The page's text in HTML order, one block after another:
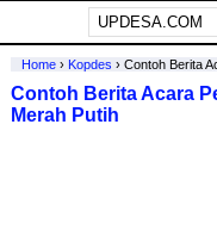
Home› Kopdes › Contoh Berita
Contoh Berita Acara
Merah Putih